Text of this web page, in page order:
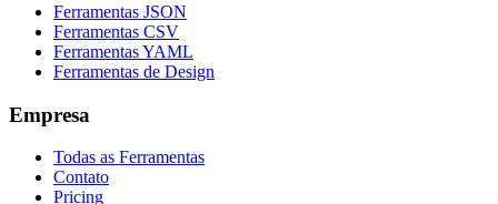
Ferramentas JSON
Ferramentas CSV
Ferramentas YAML
Ferramentas de Design
Empresa
Todas as Ferramentas
Contato
Pricing